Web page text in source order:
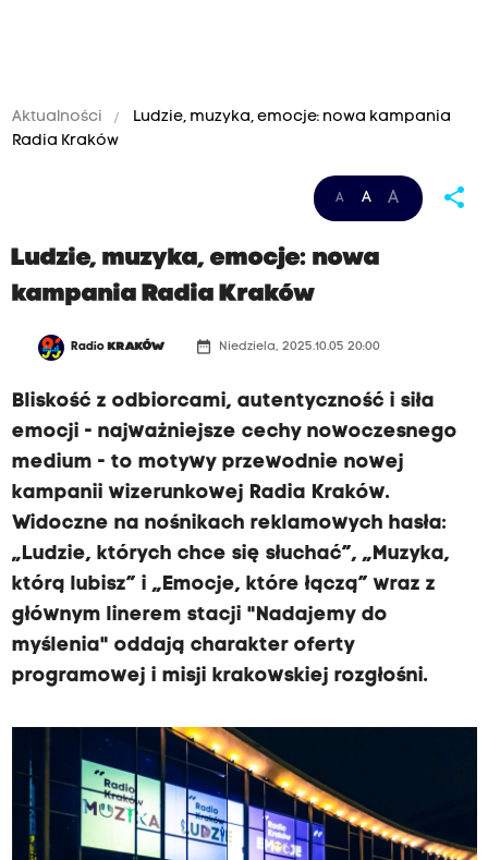
Aktualności
Ludzie, muzyka, emocje: nowa kampania
Radia Kraków
A A A share
Ludzie, muzyka, emocje: nowa
kampania Radia Kraków
Radio KRAKÓW date_range Niedziela, 2025.10.05 20:00
Bliskość z odbiorcami, autentyczność i siła
emocji - najważniejsze cechy nowoczesnego
medium - to motywy przewodnie nowej
kampanii wizerunkowej Radia Kraków.
Widoczne na nośnikach reklamowych hasła:
„Ludzie, których chce się słuchać”, „Muzyka,
którą lubisz” i „Emocje, które łączą” wraz z
głównym linerem stacji "Nadajemy do
myślenia" oddają charakter oferty
programowej i misji krakowskiej rozgłośni.